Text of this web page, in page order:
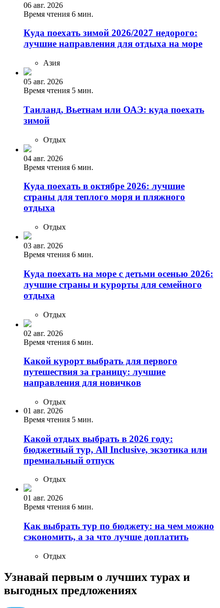
06 авг. 2026
Время чтения 6 мин.
Куда поехать зимой 2026/2027 недорого:
лучшие направления для отдыха на море
Азия
05 авг. 2026
Время чтения 5 мин.
Таиланд, Вьетнам или ОАЭ: куда поехать
зимой
Отдых
04 авг. 2026
Время чтения 6 мин.
Куда поехать в октябре 2026: лучшие
страны для теплого моря и пляжного
отдыха
Отдых
03 авг. 2026
Время чтения 6 мин.
Куда поехать на море с детьми осенью 2026:
лучшие страны и курорты для семейного
отдыха
Отдых
02 авг. 2026
Время чтения 6 мин.
Какой курорт выбрать для первого
путешествия за границу: лучшие
направления для новичков
Отдых
01 авг. 2026
Время чтения 5 мин.
Какой отдых выбрать в 2026 году:
бюджетный тур, All Inclusive, экзотика или
премиальный отпуск
Отдых
01 авг. 2026
Время чтения 6 мин.
Как выбрать тур по бюджету: на чем можно
сэкономить, а за что лучше доплатить
Отдых
Узнавай первым о лучших турах и
выгодных предложениях